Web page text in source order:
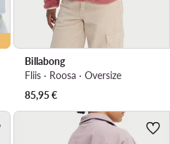
Billabong
Fliis · Roosa · Oversize
85,95€